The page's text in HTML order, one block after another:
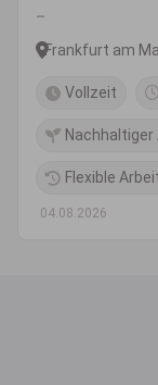
–
Frankfurt am
Vollzeit
Flexible
04.08.2026